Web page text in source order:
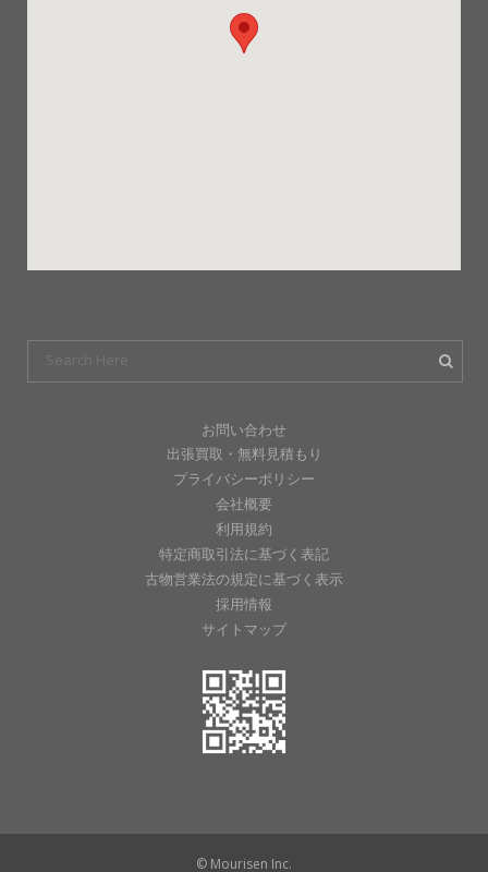
お問い合わせ
出張買取・無料見積もり
プライバシーポリシー
会社概要
利用規約
特定商取引法に基づく表記
古物営業法の規定に基づく表示
採用情報
サイトマップ
© Mourisen Inc.